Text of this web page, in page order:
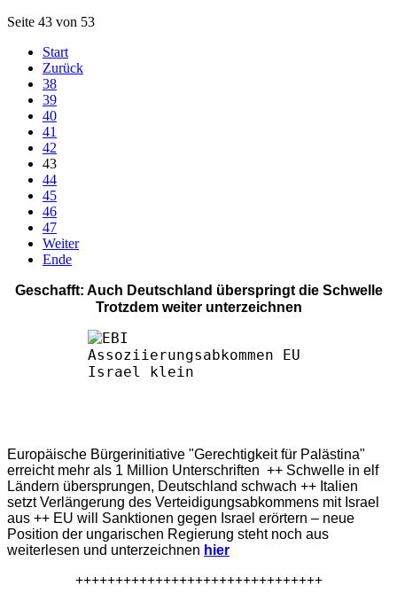
Seite 43 von 53
Start
Zurück
38
39
40
41
42
43
44
45
46
47
Weiter
Ende
Geschafft: Auch Deutschland überspringt die Schwelle
Trotzdem weiter unterzeichnen
Europäische Bürgerinitiative "Gerechtigkeit für Palästina"
erreicht mehr als 1 Million Unterschriften ++ Schwelle in elf
Ländern übersprungen, Deutschland schwach ++ Italien
setzt Verlängerung des Verteidigungsabkommens mit Israel
aus ++ EU will Sanktionen gegen Israel erörtern – neue
Position der ungarischen Regierung steht noch aus
weiterlesen und unterzeichnen hier
+++++++++++++++++++++++++++++++